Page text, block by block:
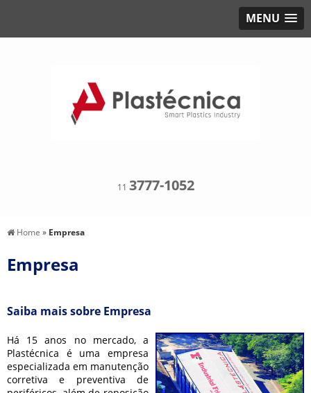
MENU
11 3777-1052
Home » Empresa
Empresa
Saiba mais sobre Empresa
Há 15 anos no mercado, a
Plastécnica é uma empresa
especializada em manutenção
corretiva e preventiva de